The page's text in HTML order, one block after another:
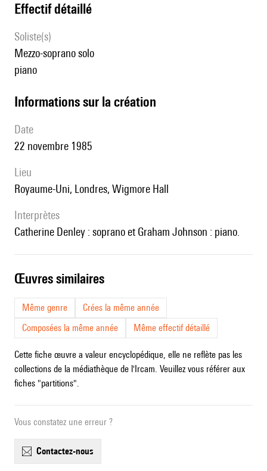
effectif détaillé
Soliste(s)
mezzo-soprano solo
piano
informations sur la création
date
22 novembre 1985
lieu
Royaume-Uni, Londres, Wigmore Hall
interprètes
Catherine Denley : soprano et Graham Johnson : piano.
œuvres similaires
Même genre
Crées la même année
Composées la même année
Même effectif détaillé
Cette fiche œuvre a valeur encyclopédique, elle ne reflète pas les
collections de la médiathèque de l'Ircam. Veuillez vous référer aux
fiches "partitions".
Vous constatez une erreur ?
contactez-nous